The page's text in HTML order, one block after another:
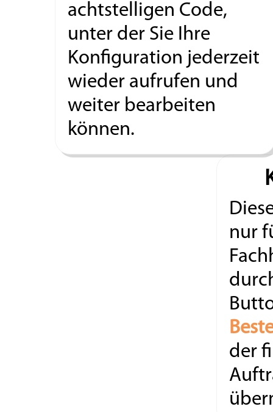
achtstelligen Code,
unter der Sie Ihre
Konfiguration jederzeit
wieder aufrufen und
weiter bearbeiten
können.
nur
der